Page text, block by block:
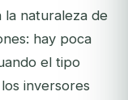
la naturaleza de
hay poca
el tipo
inversores